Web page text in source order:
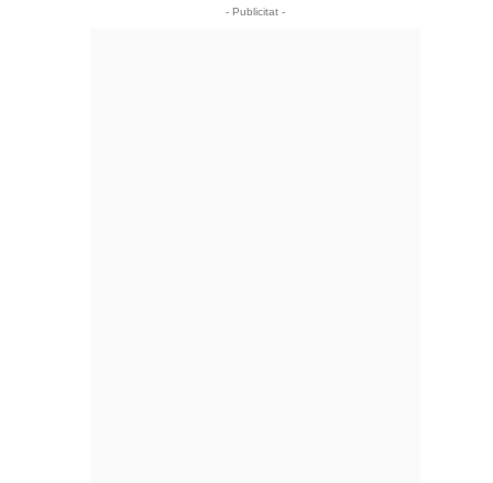
- Publicitat -